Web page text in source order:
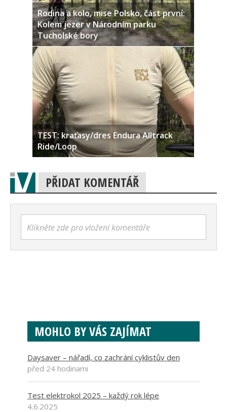
Rodina a kolo, mise Polsko, část první:
Kolem jezer v Národním parku
Tucholské bory
TEST: kraťasy/dres Endura Alltrack
Ride/Loop
PŘIDAT KOMENTÁŘ
Klikněte zde pro vložení komentáře
MOHLO BY VÁS ZAJÍMAT
Daysaver – nářadí, co zachrání cyklistův den
před 24 hodinami
Test elektrokol 2025 – každý rok lépe
4.6.2025